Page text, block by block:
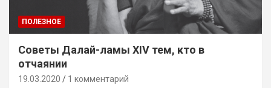
ПОЛЕЗНОЕ
Советы Далай-ламы XIV тем, кто в
отчаянии
19.03.2020 1 комментарий